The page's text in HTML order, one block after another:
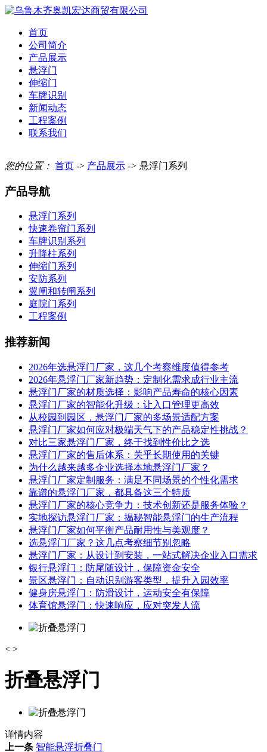
首页
公司简介
产品展示
悬浮门
伸缩门
车牌识别
新闻动态
工程案例
联系我们
您的位置： 首页 -> 产品展示 -> 悬浮门系列
产品导航
悬浮门系列
快速卷帘门系列
车牌识别系列
升降柱系列
伸缩门系列
安防系列
翼闸和转闸系列
庭院门系列
工程案例
推荐新闻
2026年选悬浮门厂家，这几个考察维度值得参考
2026年悬浮门厂家新趋势：定制化需求成行业主流
悬浮门厂家的材质选择：影响产品寿命的核心因素
悬浮门厂家的智能化升级：让入口管理更高效
从校园到园区，悬浮门厂家的多场景适配方案
悬浮门厂家如何应对极端天气下的产品稳定性挑战？
对比三家悬浮门厂家，终于找到性价比之选
悬浮门厂家的售后体系：关乎长期使用的关键
为什么越来越多企业选择本地悬浮门厂家？
悬浮门厂家定制服务：满足不同场景的个性化需求
靠谱的悬浮门厂家，都具备这三个特质
悬浮门厂家的核心竞争力：技术创新还是服务体验？
实地探访悬浮门厂家：揭秘智能悬浮门的生产流程
悬浮门厂家如何平衡产品耐用性与美观度？
选悬浮门厂家？这几点考察细节别忽略
悬浮门厂家：从设计到安装，一站式解决企业入口需求
银行悬浮门：防尾随设计，保障资金安全
景区悬浮门：自动识别游客类型，提升入园效率
健身房悬浮门：防滑设计，运动安全有保障
体育馆悬浮门：快速响应，应对突发人流
< >
折叠悬浮门
详情内容
上一条 智能悬浮折叠门